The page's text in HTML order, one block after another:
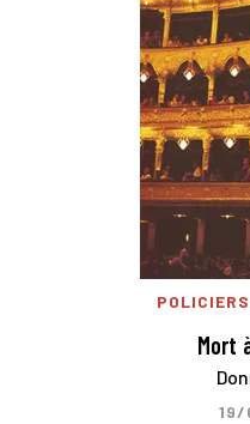
Mort
19/